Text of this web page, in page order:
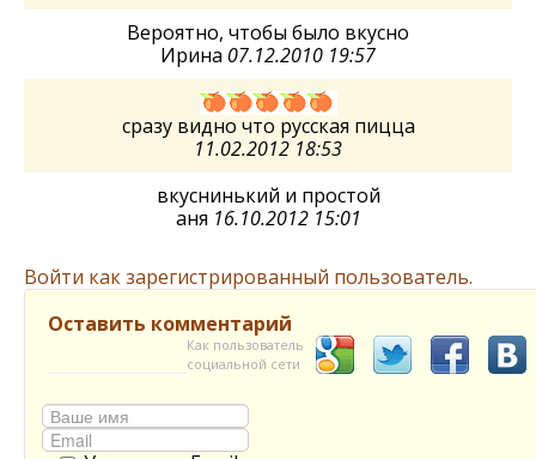
Вероятно, чтобы было вкусно
Ирина 07.12.2010 19:57
сразу видно что русская пицца
11.02.2012 18:53
вкуснинький и простой
аня 16.10.2012 15:01
Войти как зарегистрированный пользователь.
Оставить комментарий
Как пользователь
социальной сети